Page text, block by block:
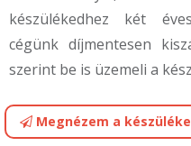
készülékedhez két
cégünk díjmentesen
szerint be is üzemeli a
Megnézem a